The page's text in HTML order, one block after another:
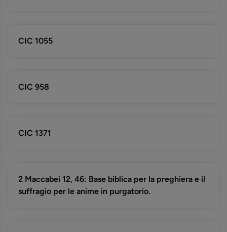
CIC 1055
CIC 958
CIC 1371
2 Maccabei 12, 46: Base biblica per la preghiera e il
suffragio per le anime in purgatorio.